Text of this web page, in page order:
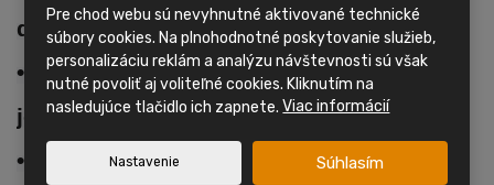
dvojitým zasklením
• Obývacia izba, veľká kuchynská linka,
jedálenský kút
• Kúpeľňa so sprchovacím kútom,
Pre chod webu sú nevyhnutné aktivované technické
súbory cookies. Na plnohodnotné poskytovanie služieb,
personalizáciu reklám a analýzu návštevnosti sú však
nutné povoliť aj voliteľné cookies. Kliknutím na
nasledujúce tlačidlo ich zapnete.Viac informácií
Nastavenie Súhlasím